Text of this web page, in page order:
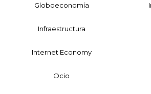
Globoeconomía
Infraestructura
Internet Economy
Ocio